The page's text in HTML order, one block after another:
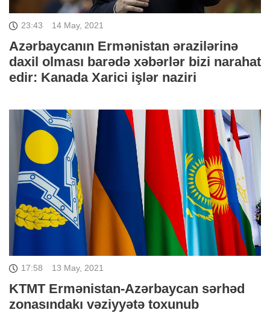
23:43 14 May, 2021
Azərbaycanın Ermənistan ərazilərinə
daxil olması barədə xəbərlər bizi narahat
edir: Kanada Xarici işlər naziri
17:58 13 May, 2021
KTMT Ermənistan-Azərbaycan sərhəd
zonasındakı vəziyyətə toxunub